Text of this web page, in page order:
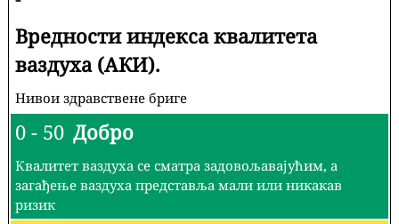
Вредности индекса квалитета
ваздуха (АКИ).
Нивои здравствене бриге
0 - 50 Добро
Квалитет ваздуха се сматра задовољавајућим, а
загађење ваздуха представља мали или никакав
ризик